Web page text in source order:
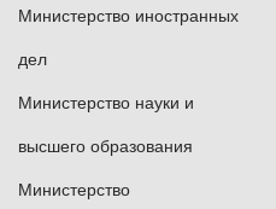
экономического
России» (грант
Министерство иностранных
дел
Министерство науки и
высшего образования
Министерство